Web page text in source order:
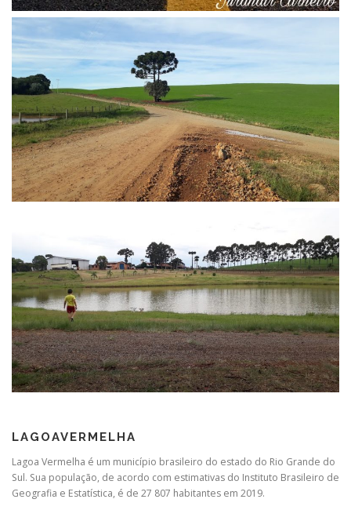
LAGOAVERMELHA
Lagoa Vermelha é um município brasileiro do estado do Rio Grande do
Sul. Sua população, de acordo com estimativas do Instituto Brasileiro de
Geografia e Estatística, é de 27 807 habitantes em 2019.